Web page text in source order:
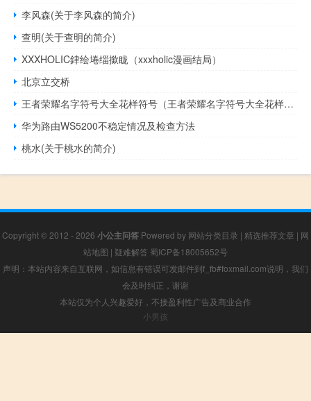
李风森(关于李风森的简介)
查明(关于查明的简介)
XXXHOLIC銉绘埢缁撳眬（xxxholic漫画结局）
北京立交桥
王者荣耀名字符号大全花样符号（王者荣耀名字符号大全花样符号）
华为路由WS5200不稳定情况及检查方法
桃水(关于桃水的简介)
Copyright © 2012 - 2026 小公主问答 Powered by 网站分类目录 | 精选推荐文章 | 网
站地图 | 疑难解答 蜀ICP备18005652号
声明：本站内容来自互联网，如信息有错误可发邮件到f_fb#foxmail.com说明，我们
会及时纠正，谢谢
本站仅为个人兴趣爱好，不接盈利性广告及商业合作
小男孩